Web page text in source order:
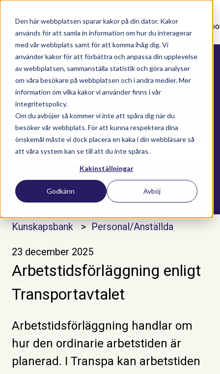
Den här webbplatsen sparar kakor på din dator. Kakor
används för att samla in information om hur du interagerar
med vår webbplats samt för att komma ihåg dig. Vi
använder kakor för att förbättra och anpassa din upplevelse
av webbplatsen, sammanställa statistik och göra analyser
om våra besökare på webbplatsen och i andra medier. Mer
information om vilka kakor vi använder finns i vår
integritetspolicy.
Om du avböjer så kommer vi inte att spåra dig när du
besöker vår webbplats. För att kunna respektera dina
önskemål måste vi dock placera en kaka i din webbläsare så
att våra system kan se till att du inte spåras.
Kakinställningar
Godkänn Avböj
Nyhetsartiklar Utbildningar Supportavtal
Här kan du söka bland alla
våra kunskapsartiklar
Det finns inga förslag eftersom sökfältet är
Kunskapsbank Personal/Anställda
23 december 2025
Arbetstidsförläggning enligt
Transportavtalet
Arbetstidsförläggning handlar om
hur den ordinarie arbetstiden är
planerad. I Transpa kan arbetstiden